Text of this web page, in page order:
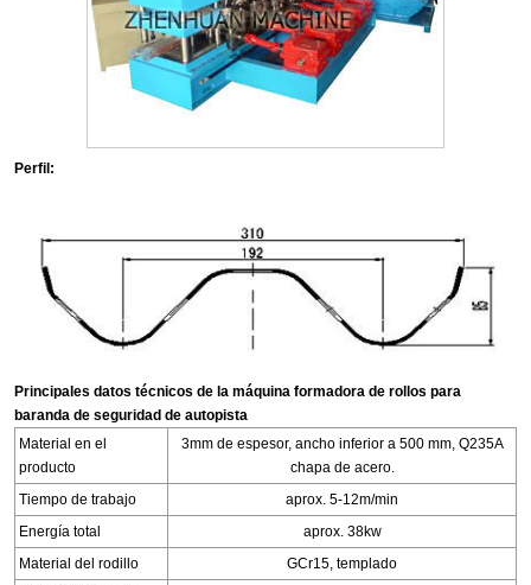
Perfil:
Principales datos técnicos de la máquina formadora de rollos para
baranda de seguridad de autopista
Material en el
producto
3mm de espesor, ancho inferior a 500 mm, Q235A
chapa de acero.
Tiempo de trabajo
aprox. 5-12m/min
Energía total
aprox. 38kw
Material del rodillo
GCr15, templado